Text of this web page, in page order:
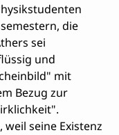
die
sei
und
mit
Bezug zur
seine Existenz